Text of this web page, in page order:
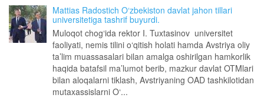
Mattias Radostich O‘zbekiston davlat jahon tillari
universitetiga tashrif buyurdi.
Muloqot chog‘ida rektor I. Tuxtasinov universitet
faoliyati, nemis tilini o‘qitish holati hamda Avstriya oliy
ta’lim muassasalari bilan amalga oshirilgan hamkorlik
haqida batafsil ma’lumot berib, mazkur davlat OTMlari
bilan aloqalarni tiklash, Avstriyaning OAD tashkilotidan
mutaxassislarni O‘...